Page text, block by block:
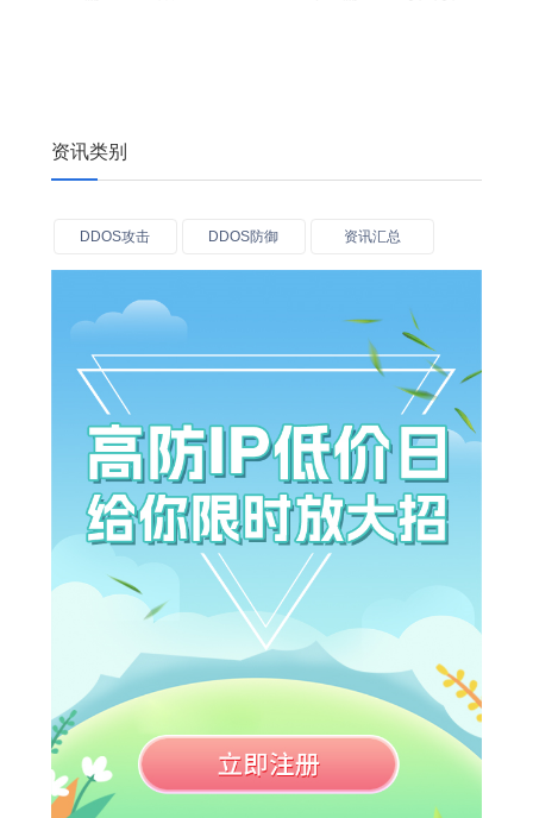
资讯类别
DDOS攻击 DDOS防御 资讯汇总